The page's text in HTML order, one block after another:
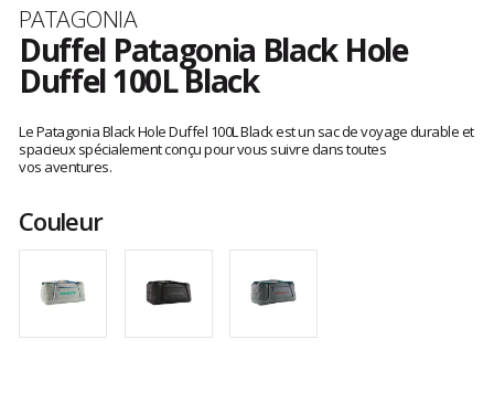
Marque
PATAGONIA
Duffel Patagonia Black Hole
Duffel 100L Black
avis
clients
Le Patagonia Black Hole Duffel 100L Black est un sac de voyage durable et
spacieux spécialement conçu pour vous suivre dans toutes
vos aventures.
Couleur